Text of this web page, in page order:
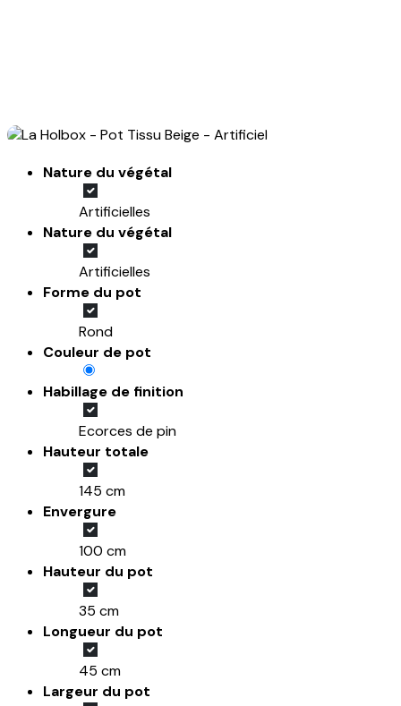
Nature du végétal
Artificielles
Nature du végétal
Artificielles
Forme du pot
Rond
Couleur de pot
Habillage de finition
Ecorces de pin
Hauteur totale
145 cm
Envergure
100 cm
Hauteur du pot
35 cm
Longueur du pot
45 cm
Largeur du pot